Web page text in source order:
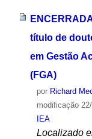
título de
em Gestão
(FGA)
por Richard
modificação22/
IEA
Localizado